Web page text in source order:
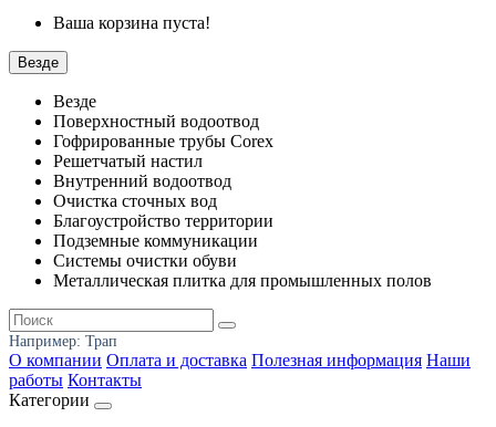
Ваша корзина пуста!
Везде
Везде
Поверхностный водоотвод
Гофрированные трубы Corex
Решетчатый настил
Внутренний водоотвод
Очистка сточных вод
Благоустройство территории
Подземные коммуникации
Системы очистки обуви
Металлическая плитка для промышленных полов
Например: Трап
О компании Оплата и доставка Полезная информация Наши
работы Контакты
Категории